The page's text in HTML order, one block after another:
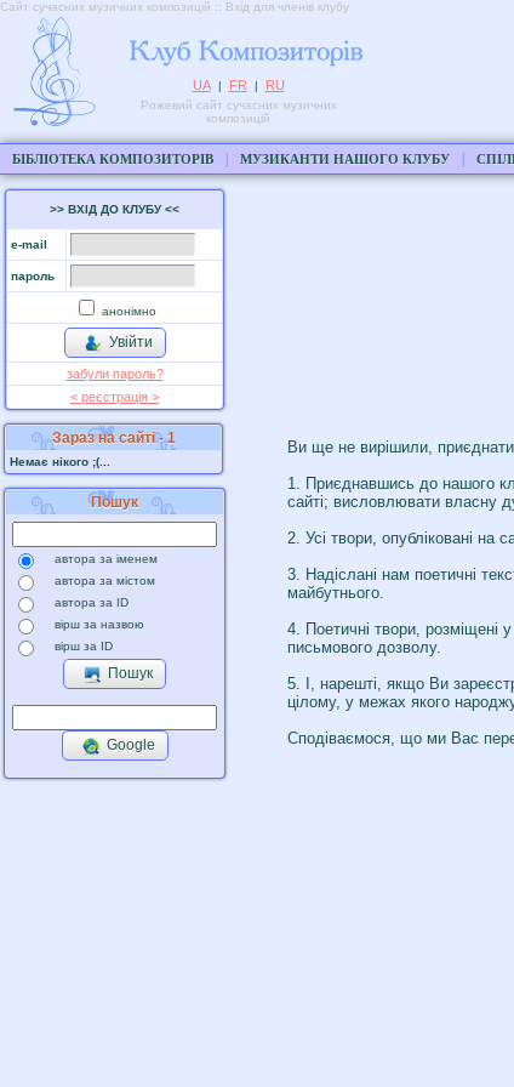
Сайт сучасних музичних композицій :: Вхід для членів клубу
UA | FR | RU
Рожевий сайт сучасних музичних
композицій
БІБЛІОТЕКА КОМПОЗИТОРІВ МУЗИКАНТИ НАШОГО КЛУБУ
>> ВХІД ДО КЛУБУ <<
e-mail
пароль
анонімно
Увійти
забули пароль?
< реєстрaція >
Зараз на сайті - 1
Немає нікого ;(...
Пошук
автора за іменем
автора за містом
автора за ID
вірш за назвою
вірш за ID
Пошук
Google
Ви ще не вирішили,
1. Приєднавшись до нашого
сайті; висловлювати власну
2. Усі твори, опубліковані на
3. Надіслані нам поетичні
майбутнього.
4. Поетичні твори, розміщені
письмового дозволу.
5. І, нарешті, якщо Ви
цілому, у межах якого
Сподіваємося, що ми Вас